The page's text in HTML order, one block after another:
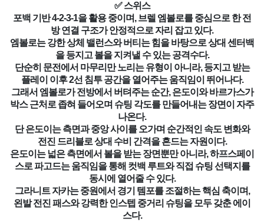
✅ 스위스
포백 기반 4-2-3-1을 활용 중이며, 브렐 엠볼로를 중심으로 한 전
방 연결 구조가 안정적으로 자리 잡고 있다.
엠볼로는 강한 상체 밸런스와 버티는 힘을 바탕으로 상대 센터백
을 등지고 볼을 지켜낼 수 있는 공격수다.
단순히 문전에서 마무리만 노리는 유형이 아니라, 등지고 받는
플레이 이후 2선 침투 공간을 열어주는 움직임이 뛰어나다.
그래서 엠볼로가 전방에서 버텨주는 순간, 은도이와 바르가스가
박스 근처로 좁혀 들어오며 슈팅 각도를 만들어내는 장면이 자주
나온다.
단 은도이는 측면과 중앙 사이를 오가며 순간적인 속도 변화와
전진 드리블로 상대 수비 간격을 흔드는 자원이다.
은도이는 넓은 측면에서 볼을 받는 장면뿐만 아니라, 하프스페이
스로 파고드는 움직임을 통해 컷백 루트와 직접 슈팅 선택지를
동시에 열어줄 수 있다.
그라니트 자카는 중원에서 경기 템포를 조절하는 핵심 축이며,
왼발 전진 패스와 강력한 인스텝 중거리 슈팅을 모두 갖춘 에이
스다.